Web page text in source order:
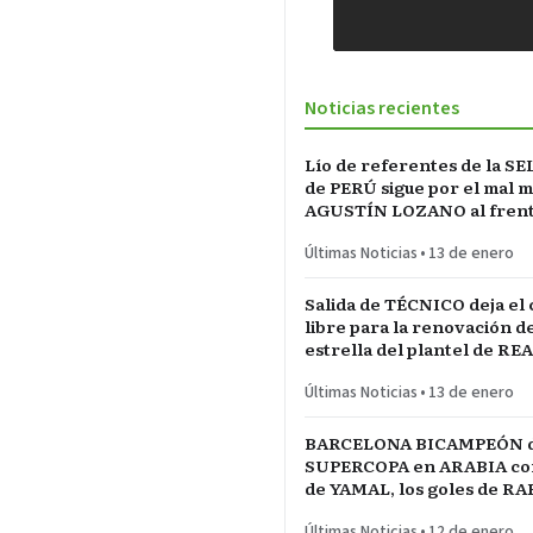
Noticias recientes
Lío de referentes de la
de PERÚ sigue por el mal
AGUSTÍN LOZANO al
Últimas Noticias • 13 de enero
Salida de TÉCNICO deja el
libre para la renovación
estrella del plantel de
Últimas Noticias • 13 de enero
BARCELONA BICAMPEÓN
SUPERCOPA en ARABIA
de YAMAL, los goles de